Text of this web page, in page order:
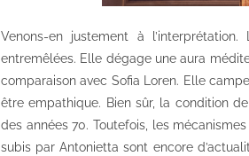
Venons-en justement à
entremêlées. Elle dégage une aura
comparaison avec Sofia Loren. Elle
être empathique. Bien sûr, la condition
des années 70. Toutefois, les
subis par Antonietta sont encore